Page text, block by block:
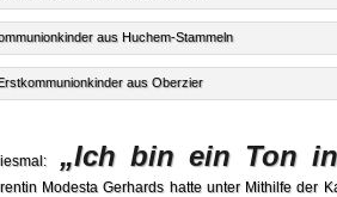
aus Huchem-Stammeln
aus Oberzier
„Ich bin ein Ton
Modesta Gerhards hatte unter Mithilfe der